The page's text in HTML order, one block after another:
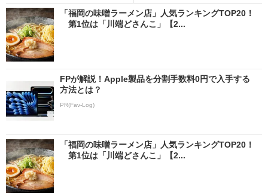
「福岡の味噌ラーメン店」人気ランキングTOP20！
第1位は「川端どさんこ」【2...
FPが解説！Apple製品を分割手数料0円で入手する
方法とは？
PR(Fav-Log)
「福岡の味噌ラーメン店」人気ランキングTOP20！
第1位は「川端どさんこ」【2...